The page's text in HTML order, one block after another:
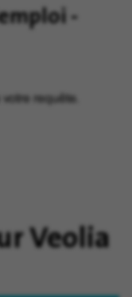
-
requête.
Veolia